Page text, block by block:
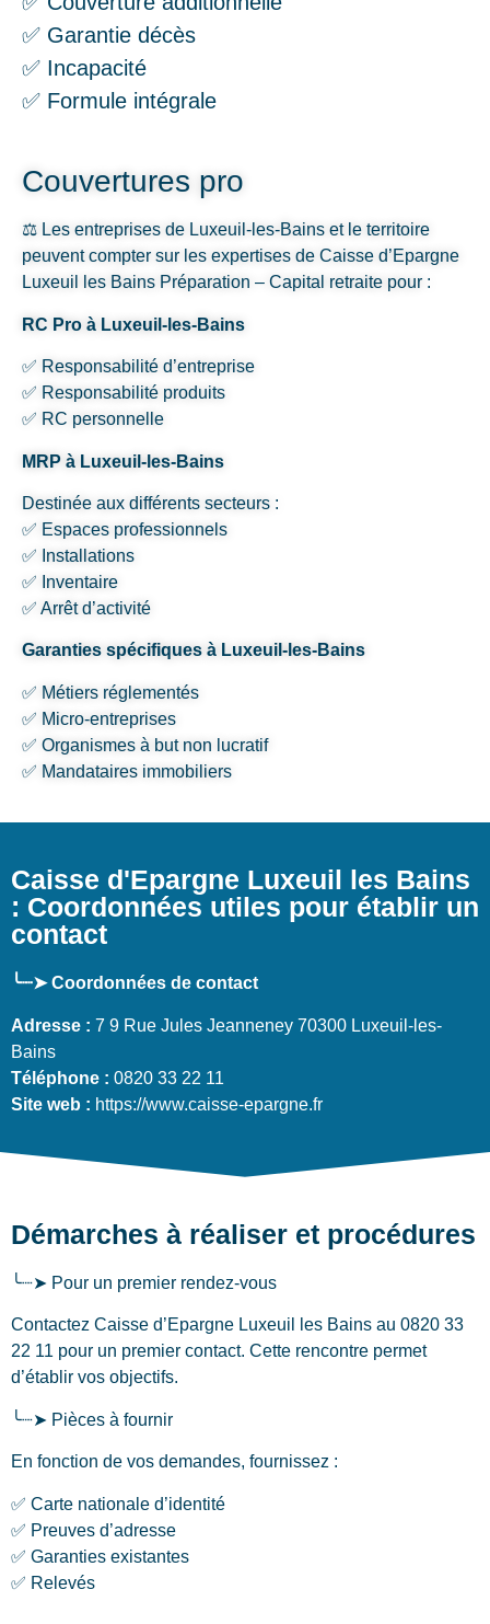
✅ Garantie décès
✅ Incapacité
✅ Formule intégrale
Couvertures pro
⚖️ Les entreprises de Luxeuil-les-Bains et le territoire
peuvent compter sur les expertises de Caisse d’Epargne
Luxeuil les Bains Préparation – Capital retraite pour :
RC Pro à Luxeuil-les-Bains
✅ Responsabilité d’entreprise
✅ Responsabilité produits
✅ RC personnelle
MRP à Luxeuil-les-Bains
Destinée aux différents secteurs :
✅ Espaces professionnels
✅ Installations
✅ Inventaire
✅ Arrêt d’activité
Garanties spécifiques à Luxeuil-les-Bains
✅ Métiers réglementés
✅ Micro-entreprises
✅ Organismes à but non lucratif
✅ Mandataires immobiliers
Caisse d'Epargne Luxeuil les Bains
: Coordonnées utiles pour établir un
contact
╰┈➤ Coordonnées de contact
Adresse : 7 9 Rue Jules Jeanneney 70300 Luxeuil-les-
Bains
Téléphone : 0820 33 22 11
Site web : https://www.caisse-epargne.fr
Démarches à réaliser et procédures
╰┈➤ Pour un premier rendez-vous
Contactez Caisse d’Epargne Luxeuil les Bains au 0820 33
22 11 pour un premier contact. Cette rencontre permet
d’établir vos objectifs.
╰┈➤ Pièces à fournir
En fonction de vos demandes, fournissez :
✅ Carte nationale d’identité
✅ Preuves d’adresse
✅ Garanties existantes
✅ Relevés